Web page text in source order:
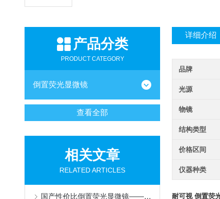
产品分类
PRODUCT CATEGORY
倒置荧光显微镜
查看全部
相关文章
RELATED ARTICLES
国产性价比倒置荧光显微镜——明慧MHIF2000，几万搞定全实验室常规成像
详细介绍
品牌
光源
物镜
结构类型
价格区间
仪器种类
耐可视 倒置荧